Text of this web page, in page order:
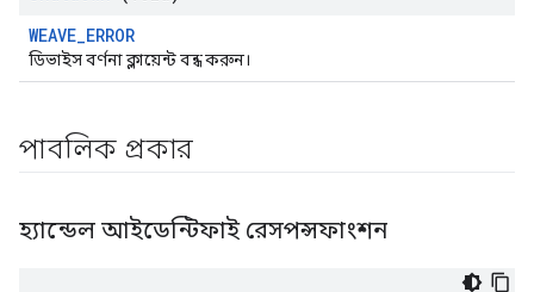
WEAVE_ERROR
ডিভাইস বর্ণনা ক্লায়েন্ট বন্ধ করুন।
পাবলিক প্রকার
হ্যান্ডেল আইডেন্টিফাই রেসপন্সফাংশন